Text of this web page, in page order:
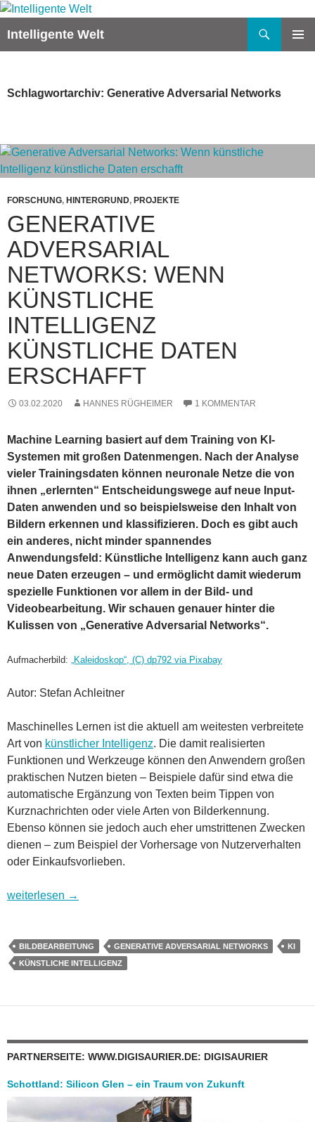
Zum
springen
Intelligente Welt
Schlagwortarchiv: Generative Adversarial Networks
FORSCHUNG, HINTERGRUND, PROJEKTE
GENERATIVE
ADVERSARIAL
NETWORKS: WENN
KÜNSTLICHE
INTELLIGENZ
KÜNSTLICHE DATEN
ERSCHAFFT
03.02.2020 HANNES RÜGHEIMER 1 KOMMENTAR
Machine Learning basiert auf dem Training von KI-
Systemen mit großen Datenmengen. Nach der Analyse
vieler Trainingsdaten können neuronale Netze die von
ihnen „erlernten“ Entscheidungswege auf neue Input-
Daten anwenden und so beispielsweise den Inhalt von
Bildern erkennen und klassifizieren. Doch es gibt auch
ein anderes, nicht minder spannendes
Anwendungsfeld: Künstliche Intelligenz kann auch ganz
neue Daten erzeugen – und ermöglicht damit wiederum
spezielle Funktionen vor allem in der Bild- und
Videobearbeitung. Wir schauen genauer hinter die
Kulissen von „Generative Adversarial Networks“.
Aufmacherbild: „Kaleidoskop“, (C) dp792 via Pixabay
Autor: Stefan Achleitner
Maschinelles Lernen ist die aktuell am weitesten verbreitete
Art von künstlicher Intelligenz. Die damit realisierten
Funktionen und Werkzeuge können den Anwendern großen
praktischen Nutzen bieten – Beispiele dafür sind etwa die
automatische Ergänzung von Texten beim Tippen von
Kurznachrichten oder viele Arten von Bilderkennung.
Ebenso können sie jedoch auch eher umstrittenen Zwecken
dienen – zum Beispiel der Vorhersage von Nutzerverhalten
oder Einkaufsvorlieben.
Generative Adversarial Networks: Wenn künstliche
weiterlesen →
BILDBEARBEITUNG GENERATIVE ADVERSARIAL NETWORKS
KI
KÜNSTLICHE INTELLIGENZ
PARTNERSEITE: WWW.DIGISAURIER.DE: DIGISAURIER
Schottland: Silicon Glen – ein Traum von Zukunft